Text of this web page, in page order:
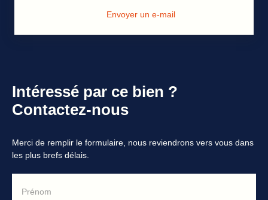
Envoyer un e-mail
Intéressé par ce bien ?
Contactez-nous
Merci de remplir le formulaire, nous reviendrons vers vous dans
les plus brefs délais.
Prénom